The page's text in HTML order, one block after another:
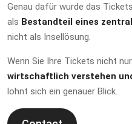
Genau dafür wurde das
als Bestandteil eines
nicht als Insellösung.
Wenn Sie Ihre Tickets nicht
wirtschaftlich verstehen
lohnt sich ein genauer Blick.